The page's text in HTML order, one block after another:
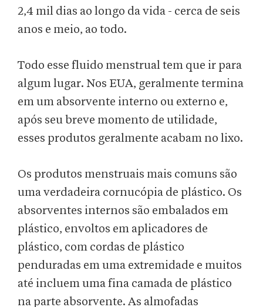
2,4 mil dias ao longo da vida - cerca de seis
anos e meio, ao todo.
Todo esse fluido menstrual tem que ir para
algum lugar. Nos EUA, geralmente termina
em um absorvente interno ou externo e,
após seu breve momento de utilidade,
esses produtos geralmente acabam no lixo.
Os produtos menstruais mais comuns são
uma verdadeira cornucópia de plástico. Os
absorventes internos são embalados em
plástico, envoltos em aplicadores de
plástico, com cordas de plástico
penduradas em uma extremidade e muitos
até incluem uma fina camada de plástico
na parte absorvente. As almofadas